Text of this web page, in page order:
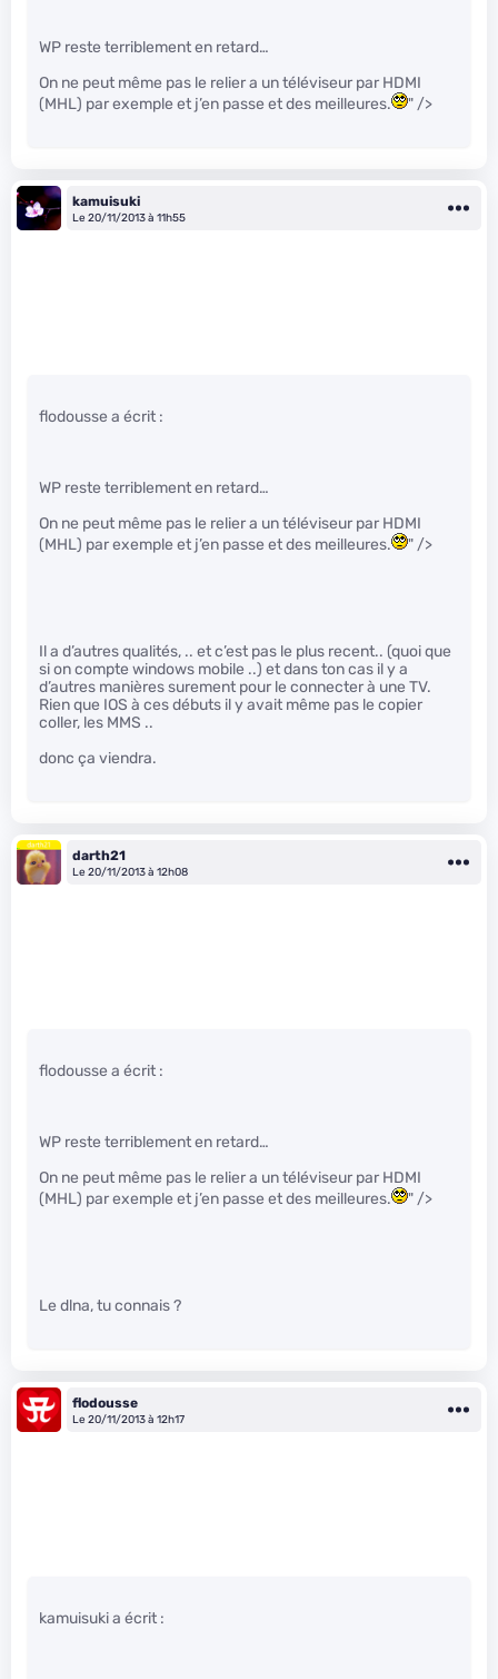
WP reste terriblement en retard…
On ne peut même pas le relier a un téléviseur par HDMI
(MHL) par exemple et j’en passe et des meilleures.
" />
kamuisuki
Le 20/11/2013 à 11h55
flodousse a écrit :
WP reste terriblement en retard…
On ne peut même pas le relier a un téléviseur par HDMI
(MHL) par exemple et j’en passe et des meilleures.
" />
Il a d’autres qualités, .. et c’est pas le plus recent.. (quoi que
si on compte windows mobile ..) et dans ton cas il y a
d’autres manières surement pour le connecter à une TV.
Rien que IOS à ces débuts il y avait même pas le copier
coller, les MMS ..
donc ça viendra.
darth21
Le 20/11/2013 à 12h08
flodousse a écrit :
WP reste terriblement en retard…
On ne peut même pas le relier a un téléviseur par HDMI
(MHL) par exemple et j’en passe et des meilleures.
" />
Le dlna, tu connais ?
flodousse
Le 20/11/2013 à 12h17
kamuisuki a écrit :